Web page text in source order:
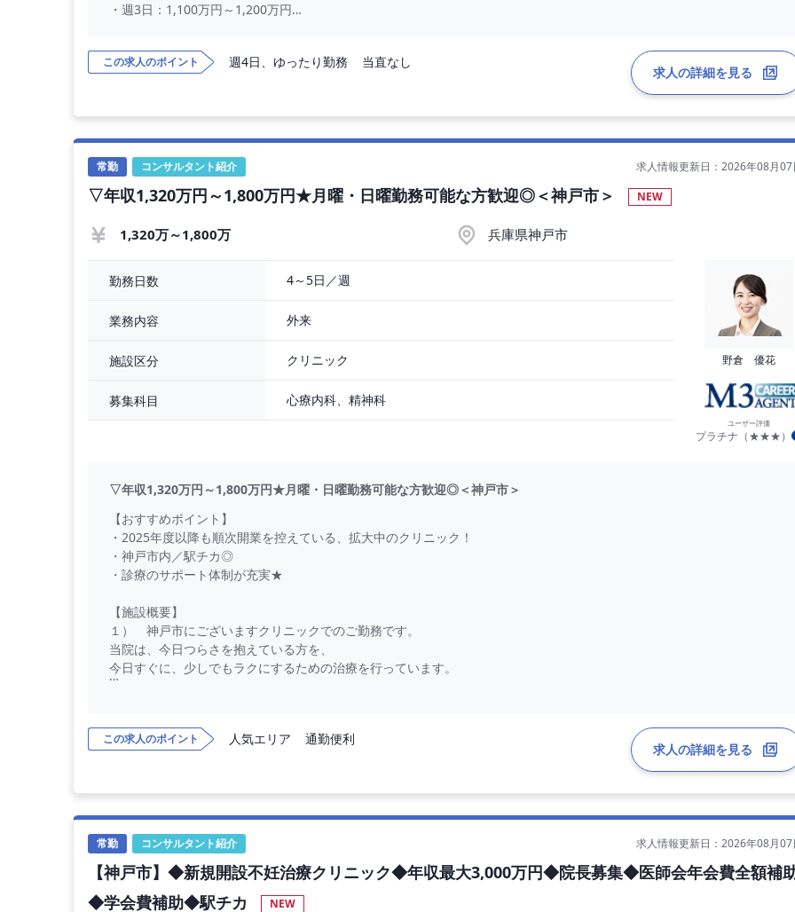
・週3日：1,100万円～1,200万円
【交 通 費】別途支給
【勤務日数】週3～4日(週3日より社保加入可)
【開始時期】随時(応相談)
【業務内容】訪問診療（居宅20％：施設80％）
・業務量：施設 20名前後／半日、居宅 5名／半日
・体制：看護師兼ドライバー
・オンコール：08：00-09：00、18：00-19：00までの対応あり
※電話対応ができれば診療所内での常駐の不要／19：
この求人のポイント 週4日、ゆったり勤務 当直なし
求人の詳細を見る
常勤 コンサルタント紹介 求人情報更新日：2026年08月07
▽年収1,320万円～1,800万円★月曜・日曜勤務可能な方歓迎◎＜神戸市＞ NEW
1,320万～1,800万 兵庫県神戸市
勤務日数 4～5日／週
業務内容 外来
施設区分 クリニック
募集科目 心療内科、精神科
野倉 優花
ユーザー評価
プラチナ（★★★）
▽年収1,320万円～1,800万円★月曜・日曜勤務可能な方歓迎◎＜神戸市＞
【おすすめポイント】
・2025年度以降も順次開業を控えている、拡大中のクリニック！
・神戸市内／駅チカ◎
・診療のサポート体制が充実★
【施設概要】
１） 神戸市にございますクリニックでのご勤務です。
当院は、今日つらさを抱えている方を、
今日すぐに、少しでもラクにするための治療を行っています。
【勤務内容】
◇ 外来受診者数 ： 医師1人あたり55～65名程／日（30分に再診4名以上のペース）
※新患：15～20分程度／1名・再診：30分に4名以上
◇ 主な疾患 ： 軽度の神経症圏の方
【勤務条件】
この求人のポイント 人気エリア 通勤便利
求人の詳細を見る
常勤 コンサルタント紹介 求人情報更新日：2026年08月07
【神戸市】◆新規開設不妊治療クリニック◆年収最大3,000万円◆院長募集◆医師会年会費全額補
◆学会費補助◆駅チカ
NEW